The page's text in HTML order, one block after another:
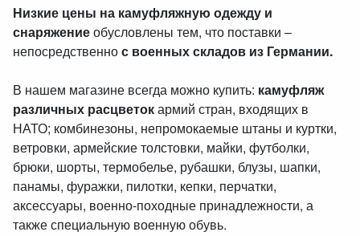
Низкие цены на камуфляжную одежду и
снаряжениеобусловлены тем, что поставки –
непосредственнос военных складов из Германии.
В нашем магазине всегда можно купить: камуфляж
различных расцветокармий стран, входящих в
НАТО; комбинезоны, непромокаемые штаны и куртки,
ветровки, армейские толстовки, майки, футболки,
брюки, шорты, термобелье, рубашки, блузы, шапки,
панамы, фуражки, пилотки, кепки, перчатки,
аксессуары, военно-походные принадлежности, а
также специальную военную обувь.